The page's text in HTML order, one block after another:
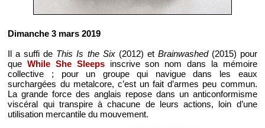
Dimanche 3 mars 2019
Il a suffi de This Is the Six(2012) et Brainwashed(2015) pour
queWhile She Sleepsinscrive son nom dans la mémoire
collective ; pour un groupe qui navigue dans les eaux
surchargées du metalcore, c’est un fait d’armes peu commun.
La grande force des anglais repose dans un anticonformisme
viscéral qui transpire à chacune de leurs actions, loin d’une
utilisation mercantile du mouvement.